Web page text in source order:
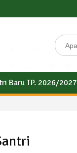
Search
for:
Baru TP. 2026/2027